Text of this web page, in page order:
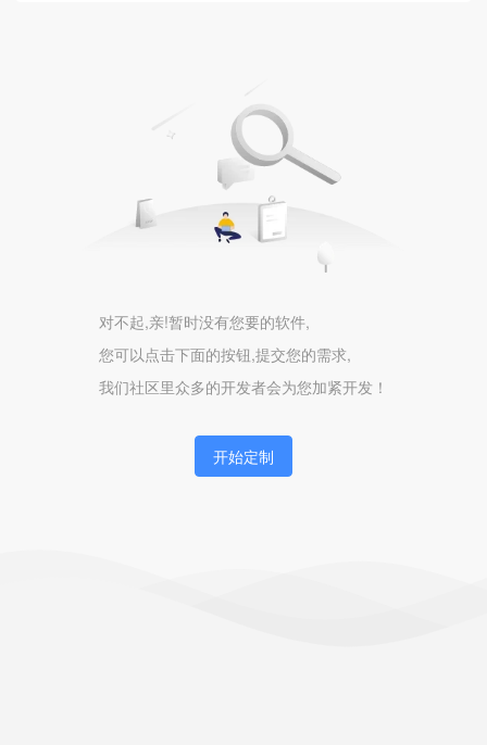
对不起,亲!暂时没有您要的软件,
您可以点击下面的按钮,提交您的需求,
我们社区里众多的开发者会为您加紧开发！
开始定制